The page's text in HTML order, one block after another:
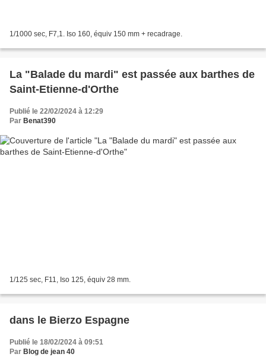
1/1000 sec, F7,1. Iso 160, équiv 150 mm + recadrage.
La "Balade du mardi" est passée aux barthes de
Saint-Etienne-d'Orthe
Publié le 22/02/2024 à 12:29
Par Benat390
1/125 sec, F11, Iso 125, équiv 28 mm.
dans le Bierzo Espagne
Publié le 18/02/2024 à 09:51
Par Blog de jean 40